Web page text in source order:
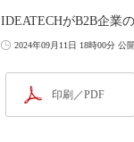
IDEATECHがB2B企業
2024年09月11日 18時00分 公開
印刷／PDF